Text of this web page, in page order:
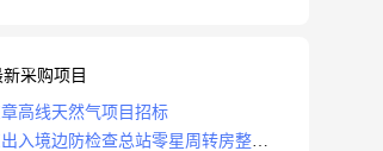
新采购项目
高线天然气项目招标
入境边防检查总站零星周转房整修